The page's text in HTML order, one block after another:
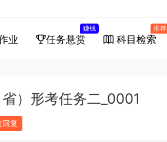
业 任务悬赏
赚钱
科目检索
推荐
）形考任务二_0001
回复